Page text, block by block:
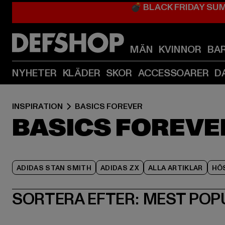
💣 BLACK FRIDAY
MÄN KVINNOR
NYHETER KLÄDER SKOR ACCESSOARER
INSPIRATION BASICS FOREVER
BASICS
ADIDAS STAN SMITH ADIDAS ZX ALLA ARTIKLAR
SORTERA EFTER: MEST